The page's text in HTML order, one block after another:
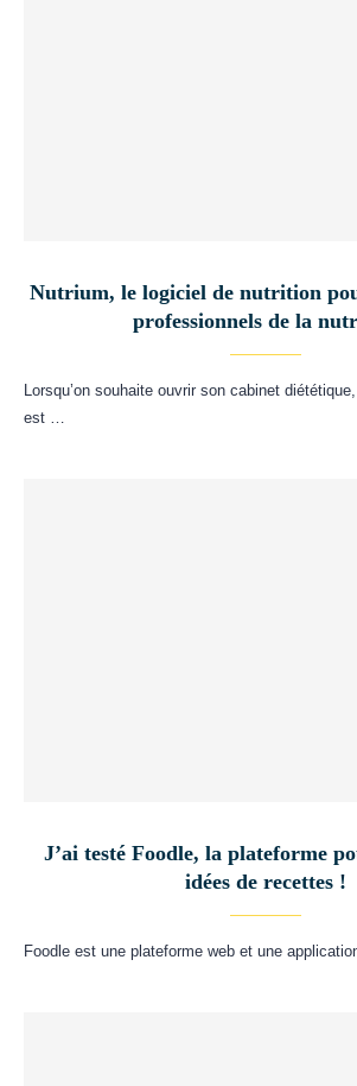
Nutrium, le logiciel de nutrition
professionnels de la
Lorsqu’on souhaite ouvrir son cabinet
est …
J’ai testé Foodle, la plateforme
idées de recettes !
Foodle est une plateforme web et une